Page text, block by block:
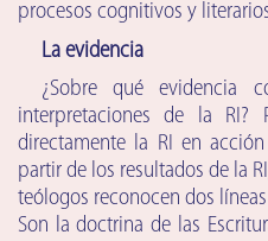
procesos cognitivos y
La evidencia
¿Sobre qué evidencia
interpretaciones de la RI?
directamente la RI en
partir de los resultados de la
teólogos reconocen dos
Son la doctrina de las